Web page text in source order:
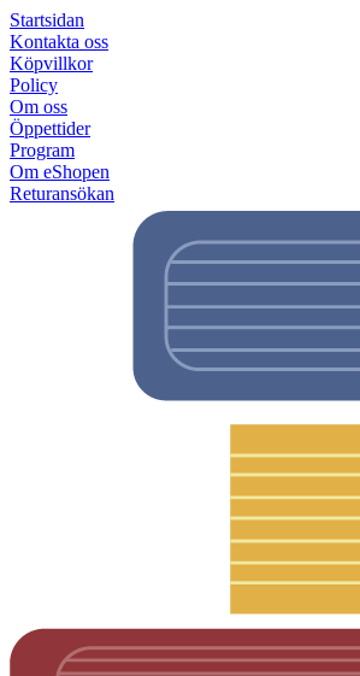
Startsidan
Kontakta oss
Köpvillkor
Policy
Om oss
Öppettider
Program
Om eShopen
Returansökan